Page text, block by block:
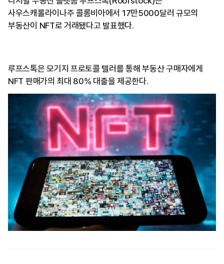
사우스캐롤라이나주 콜롬비아에서 17만5000달러 규모의
부동산이 NFT로 거래됐다고 발표했다.
루프스톡은 모기지 프로토콜 텔러를 통해 부동산 구매자에게
NFT 판매가의 최대 80% 대출을 제공한다.